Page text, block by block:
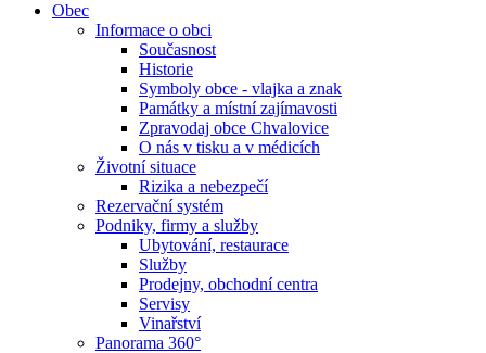
Obec
Informace o obci
Současnost
Historie
Symboly obce - vlajka a znak
Památky a místní zajímavosti
Zpravodaj obce Chvalovice
O nás v tisku a v médicích
Životní situace
Rizika a nebezpečí
Rezervační systém
Podniky, firmy a služby
Ubytování, restaurace
Služby
Prodejny, obchodní centra
Servisy
Vinařství
Panorama 360°